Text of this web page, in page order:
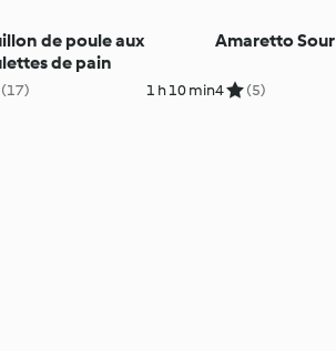
de poule aux
de pain
(17) 1 h 10 min
Amaretto Sour
4 (5)